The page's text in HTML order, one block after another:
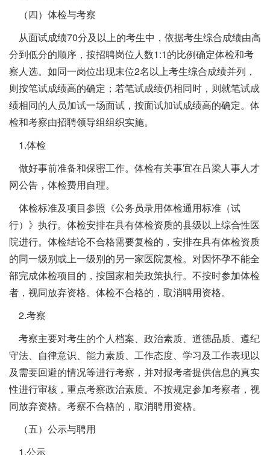
（四）体检与考察
从面试成绩70分及以上的考生中，依据考生综合成绩由高
分到低分的顺序，按招聘岗位人数1:1的比例确定体检和考
察人选。如同一岗位出现末位2名以上考生综合成绩并列，
则按笔试成绩高的确定；若笔试成绩仍相同时，则就笔试成
绩相同的人员加试一场面试，按面试加试成绩高的确定。体
检和考察由招聘领导组组织实施。
1.体检
做好事前准备和保密工作。体检有关事宜在吕梁人事人才
网公告，体检费用自理。
体检标准及项目参照《公务员录用体检通用标准（试
行）》执行。体检安排在具有体检资质的县级以上综合性医
院进行。体检结论不合格需要复检的，安排在具有体检资质
的同一级别或上一级别的另一家医院复检。对因怀孕不能全
部完成体检项目的，按国家相关政策执行。不按时参加体检
者，视同放弃资格。体检不合格的，取消聘用资格。
2.考察
考察主要对考生的个人档案、政治素质、道德品质、遵纪
守法、自律意识、能力素质、工作态度、学习及工作表现以
及需要回避的情况等进行考察，并对报考者提供信息的真实
性进行审核，重点考察政治素质。不按规定参加考察者，视
同放弃资格。考察不合格的，取消聘用资格。
（五）公示与聘用
1.公示